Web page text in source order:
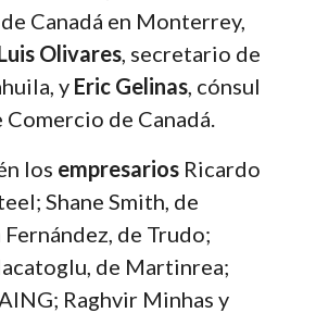
Canadá en Monterrey,
Olivares, secretario de
y Eric Gelinas, cónsul
de Canadá.
los empresariosRicardo
Shane Smith, de
de Trudo;
de Martinrea;
Raghvir Minhas y